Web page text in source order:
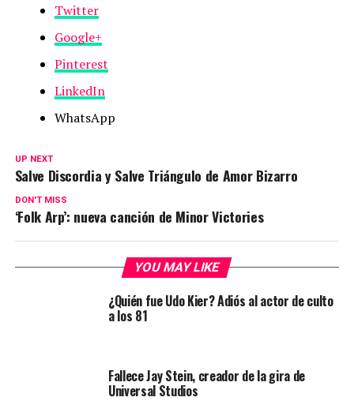
Twitter
Google+
Pinterest
LinkedIn
WhatsApp
UP NEXT
Salve Discordia y Salve Triángulo de Amor Bizarro
DON'T MISS
‘Folk Arp’: nueva canción de Minor Victories
YOU MAY LIKE
¿Quién fue Udo Kier? Adiós al actor de culto
a los 81
Fallece Jay Stein, creador de la gira de
Universal Studios